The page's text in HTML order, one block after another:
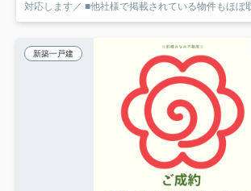
対応します／ ■他社様で掲載されている物件もほぼ
新築一戸建